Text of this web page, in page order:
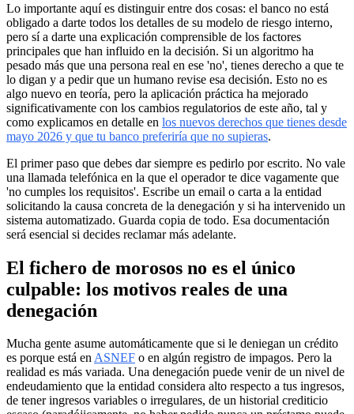
Lo importante aquí es distinguir entre dos cosas: el banco no está
obligado a darte todos los detalles de su modelo de riesgo interno,
pero sí a darte una explicación comprensible de los factores
principales que han influido en la decisión. Si un algoritmo ha
pesado más que una persona real en ese 'no', tienes derecho a que te
lo digan y a pedir que un humano revise esa decisión. Esto no es
algo nuevo en teoría, pero la aplicación práctica ha mejorado
significativamente con los cambios regulatorios de este año, tal y
como explicamos en detalle en los nuevos derechos que tienes desde
mayo 2026 y que tu banco preferiría que no supieras.
El primer paso que debes dar siempre es pedirlo por escrito. No vale
una llamada telefónica en la que el operador te dice vagamente que
'no cumples los requisitos'. Escribe un email o carta a la entidad
solicitando la causa concreta de la denegación y si ha intervenido un
sistema automatizado. Guarda copia de todo. Esa documentación
será esencial si decides reclamar más adelante.
El fichero de morosos no es el único
culpable: los motivos reales de una
denegación
Mucha gente asume automáticamente que si le deniegan un crédito
es porque está enASNEF o en algún registro de impagos. Pero la
realidad es más variada. Una denegación puede venir de un nivel de
endeudamiento que la entidad considera alto respecto a tus ingresos,
de tener ingresos variables o irregulares, de un historial crediticio